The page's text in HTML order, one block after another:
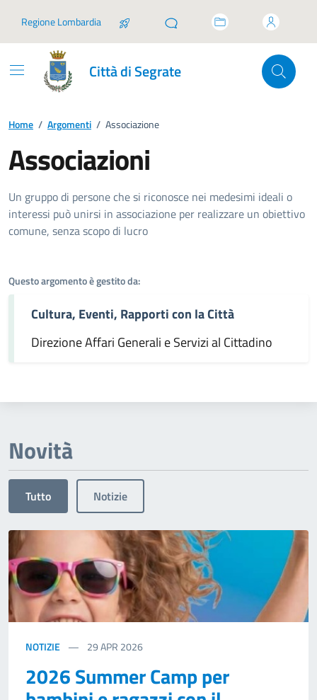
Regione Lombardia
Città di Segrate
Home / Argomenti / Associazione
Associazioni
Dettagli dell'argomento
Un gruppo di persone che si riconosce nei medesimi ideali o
interessi può unirsi in associazione per realizzare un obiettivo
comune, senza scopo di lucro
Questo argomento è gestito da:
Cultura, Eventi, Rapporti con la Città
Direzione Affari Generali e Servizi al Cittadino
Novità
Tutto Notizie
NOTIZIE 29APR 2026
2026 Summer Camp per